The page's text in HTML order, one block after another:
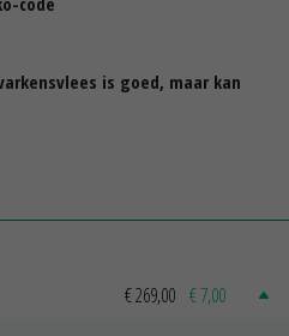
is goed, maar kan
€ 269,00 € 7,00